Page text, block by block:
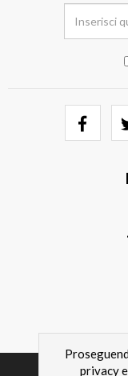
privacy